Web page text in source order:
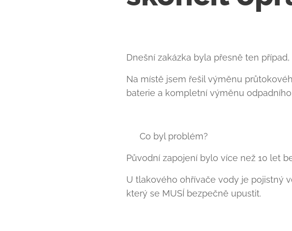
Dnešní zakázka byla přesně ten
Na místě jsem řešil výměnu
baterie a kompletní výměnu
👉 Co byl problém?
Původní zapojení bylo více než 10 let
U tlakového ohřívače vody je pojistný
který se MUSÍ bezpečně upustit.